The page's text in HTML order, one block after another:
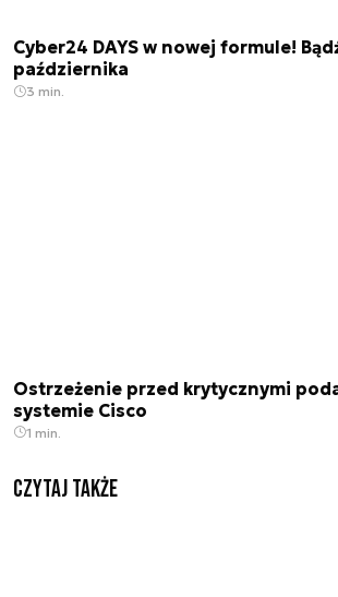
Cyber24 DAYS w nowej formule!
października
3 min.
Ostrzeżenie przed krytycznymi
systemie Cisco
1 min.
Czytaj także